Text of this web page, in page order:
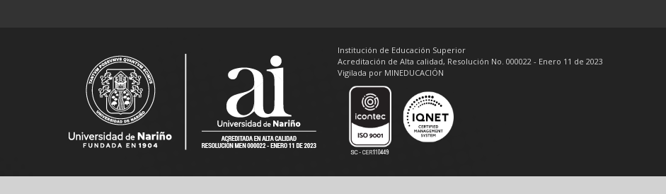
Institución de Educación Superior
Acreditación de Alta calidad, Resolución No. 000022 - Enero 11 de 2023
Vigilada por MINEDUCACIÓN